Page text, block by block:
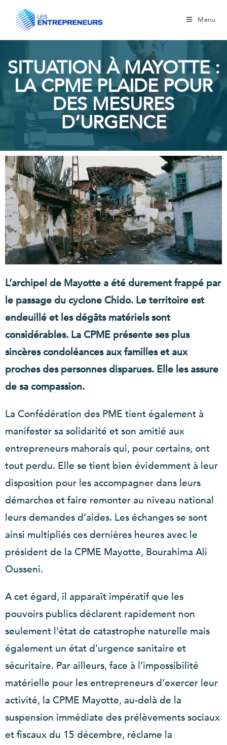
Menu
SITUATION À MAYOTTE :
LA CPME PLAIDE POUR
DES MESURES
D’URGENCE
L’archipel de Mayotte a été durement frappé par
le passage du cyclone Chido. Le territoire est
endeuillé et les dégâts matériels sont
considérables. La CPME présente ses plus
sincères condoléances aux familles et aux
proches des personnes disparues. Elle les assure
de sa compassion.
La Confédération des PME tient également à
manifester sa solidarité et son amitié aux
entrepreneurs mahorais qui, pour certains, ont
tout perdu. Elle se tient bien évidemment à leur
disposition pour les accompagner dans leurs
démarches et faire remonter au niveau national
leurs demandes d’aides. Les échanges se sont
ainsi multipliés ces dernières heures avec le
président de la CPME Mayotte, Bourahima Ali
Ousseni.
A cet égard, il apparaît impératif que les
pouvoirs publics déclarent rapidement non
seulement l’état de catastrophe naturelle mais
également un état d’urgence sanitaire et
sécuritaire. Par ailleurs, face à l’impossibilité
matérielle pour les entrepreneurs d’exercer leur
activité, la CPME Mayotte, au-delà de la
suspension immédiate des prélèvements sociaux
et fiscaux du 15 décembre, réclame la